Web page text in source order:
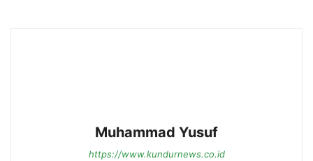
Muhammad Yusuf
https://www.kundurnews.co.id